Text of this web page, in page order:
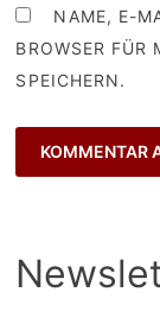
NAME, E-
BROWSER FÜR
SPEICHERN.